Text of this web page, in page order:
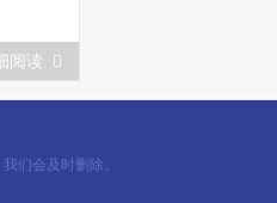
阅读
们会及时删除。